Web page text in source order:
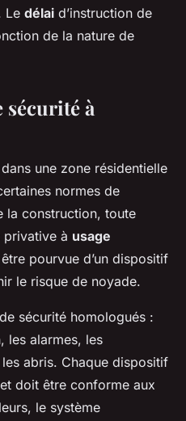
Le délai d’instruction de
de la nature de
sécurité à
dans une zone résidentielle
normes de
la construction, toute
privative à usage
pourvue d’un dispositif
le risque de noyade.
sécurité homologués :
les alarmes, les
abris. Chaque dispositif
doit être conforme aux
le système